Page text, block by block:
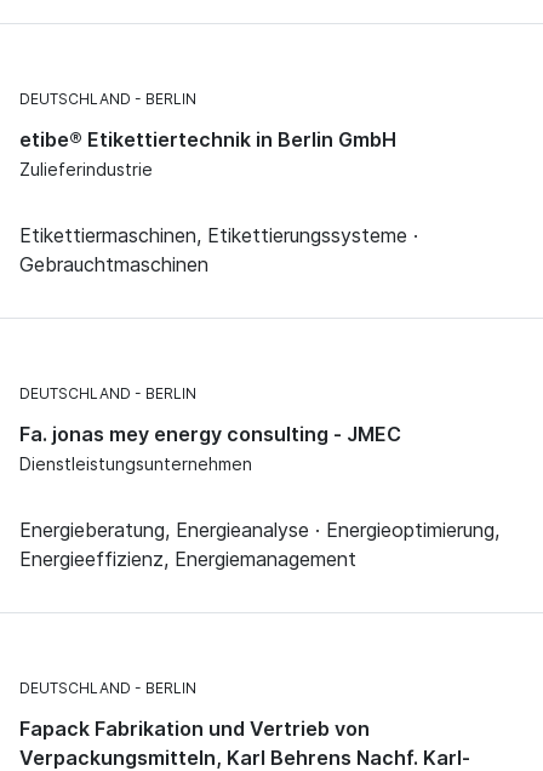
DEUTSCHLAND BERLIN
etibe® Etikettiertechnik in Berlin GmbH
Zulieferindustrie
Etikettiermaschinen, Etikettierungssysteme ·
Gebrauchtmaschinen
DEUTSCHLAND BERLIN
Fa. jonas mey energy consulting - JMEC
Dienstleistungsunternehmen
Energieberatung, Energieanalyse · Energieoptimierung,
Energieeffizienz, Energiemanagement
DEUTSCHLAND BERLIN
Fapack Fabrikation und Vertrieb von
Verpackungsmitteln, Karl Behrens Nachf. Karl-